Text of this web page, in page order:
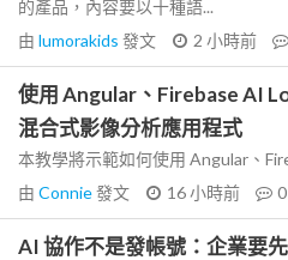
的產品，內容要以十種語...
由 lumorakids 發文 2 小時前
使用 Angular、Firebase AI
混合式影像分析應用程式
本教學將示範如何使用 Angular、
由 Connie發文 16 小時前 0
AI 協作不是發帳號：企業要